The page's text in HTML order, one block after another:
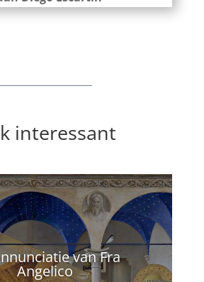
interessant
van Fra
Angelico